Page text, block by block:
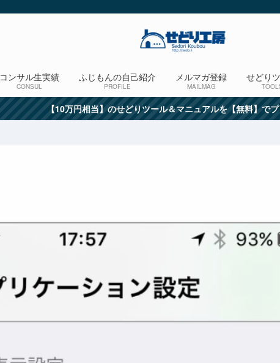
コンサル生実績
CONSUL
ふじもんの自己紹介
PROFILE
メルマガ登録
MAILMAG
せどり
【10万円相当】のせどりツール＆マニュアルを【無料】で